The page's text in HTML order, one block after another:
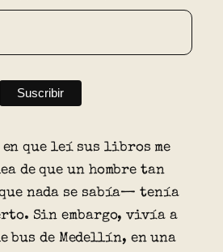
en que leí sus libros me
de que un hombre tan
nada se sabía— tenía
Sin embargo, vivía a
bus de Medellín, en una